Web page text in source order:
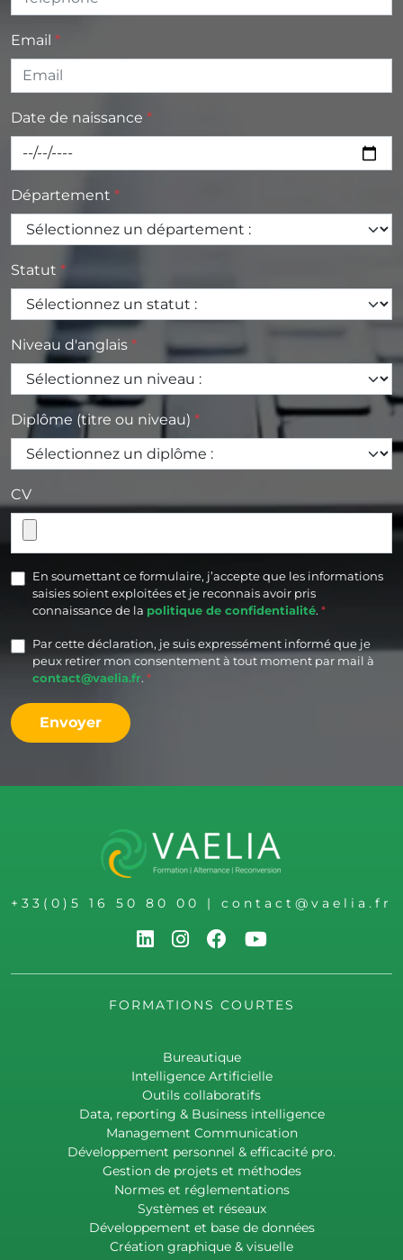
Email
Date de naissance
Département
Statut
Niveau d'anglais
Diplôme (titre ou niveau)
CV
En soumettant ce formulaire, j’accepte que les informations
saisies soient exploitées et je reconnais avoir pris
connaissance de la politique de confidentialité.
Par cette déclaration, je suis expressément informé que je
peux retirer mon consentement à tout moment par mail à
contact@vaelia.fr.
Envoyer
+33(0)5 16 50 80 00 | contact@vaelia.fr
FORMATIONS COURTES
Bureautique
Intelligence Artificielle
Outils collaboratifs
Data, reporting & Business intelligence
Management Communication
Développement personnel & efficacité pro.
Gestion de projets et méthodes
Normes et réglementations
Systèmes et réseaux
Développement et base de données
Création graphique & visuelle